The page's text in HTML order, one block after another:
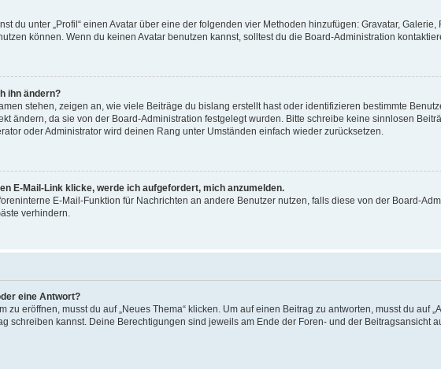
du unter „Profil“ einen Avatar über eine der folgenden vier Methoden hinzufügen: Gravatar,
können. Wenn du keinen Avatar benutzen kannst, solltest du die Board-Administration
ihn ändern?
stehen, zeigen an, wie viele Beiträge du bislang erstellt hast oder identifizieren bestimmte
ändern, da sie von der Board-Administration festgelegt wurden. Bitte schreibe keine sinnlosen
oder Administrator wird deinen Rang unter Umständen einfach wieder zurücksetzen.
E-Mail-Link klicke, werde ich aufgefordert, mich anzumelden.
E-Mail-Funktion für Nachrichten an andere Benutzer nutzen, falls diese von der Board-
verhindern.
eine Antwort?
zu eröffnen, musst du auf „Neues Thema“ klicken. Um auf einen Beitrag zu antworten, musst du auf
schreiben kannst. Deine Berechtigungen sind jeweils am Ende der Foren- und der Beitragsansicht